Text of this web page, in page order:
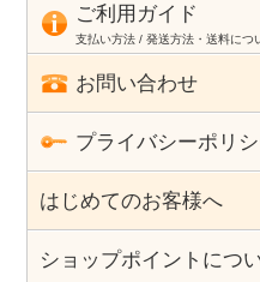
ご利用ガイド
支払い方法 / 発送方法・送料に
お問い合わせ
プライバシーポリ
はじめてのお客様へ
ショップポイントにつ